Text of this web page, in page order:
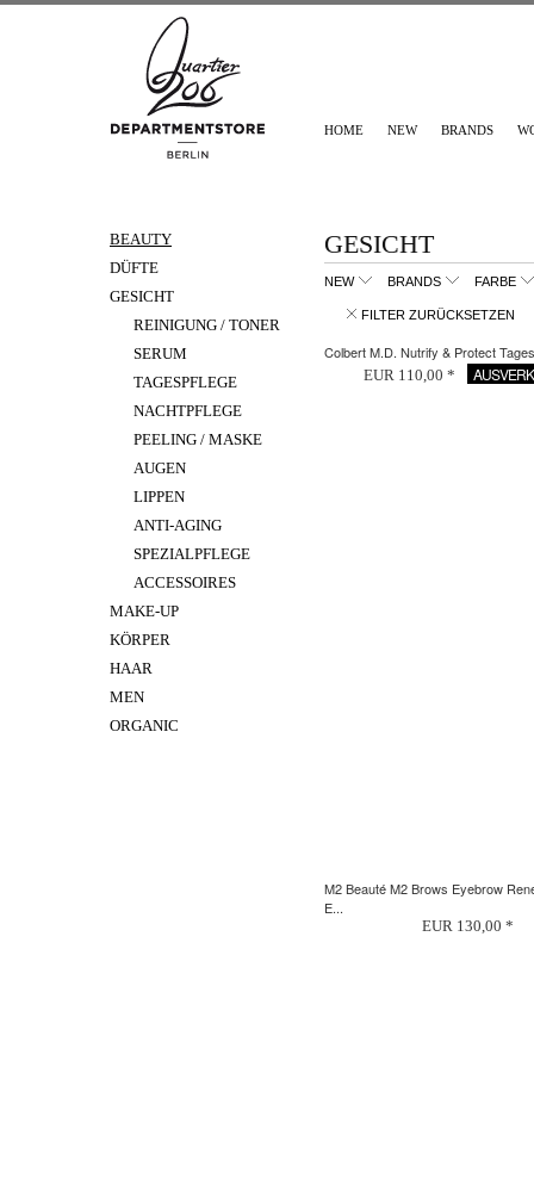
HOME NEW BRANDS
BEAUTY
DÜFTE
GESICHT
REINIGUNG / TONER
SERUM
TAGESPFLEGE
NACHTPFLEGE
PEELING / MASKE
AUGEN
LIPPEN
ANTI-AGING
SPEZIALPFLEGE
ACCESSOIRES
MAKE-UP
KÖRPER
HAAR
MEN
ORGANIC
GESICHT
NEW BRANDS FARBE
FILTER ZURÜCKSETZEN
Colbert M.D. Nutrify & Protect
EUR 110,00 *
M2 Beauté M2 Brows Eyebrow
E...
EUR 130,00 *